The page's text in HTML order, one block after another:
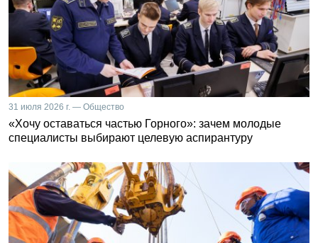
31 июля 2026 г. — Общество
«Хочу оставаться частью Горного»: зачем молодые
специалисты выбирают целевую аспирантуру